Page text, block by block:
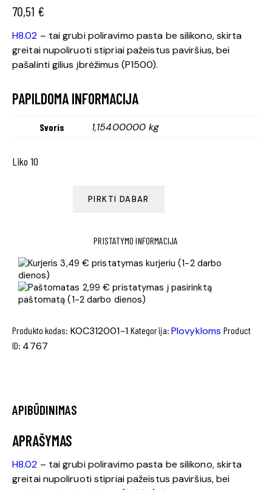
70,51 €
H8.02 – tai grubi poliravimo pasta be silikono, skirta
greitai nupoliruoti stipriai pažeistus paviršius, bei
pašalinti gilius įbrėžimus (P1500).
PAPILDOMA INFORMACIJA
Svoris 1,15400000 kg
Liko 10
PIRKTI DABAR
PRISTATYMO INFORMACIJA
3,49 € pristatymas kurjeriu (1-2 darbo
dienos)
2,99 € pristatymas į pasirinktą
paštomatą (1-2 darbo dienos)
Produkto kodas: KOC312001-1 Kategorija:Plovykloms Product
ID: 4767
APIBŪDINIMAS
APRAŠYMAS
H8.02 – tai grubi poliravimo pasta be silikono, skirta
greitai nupoliruoti stipriai pažeistus paviršius, bei